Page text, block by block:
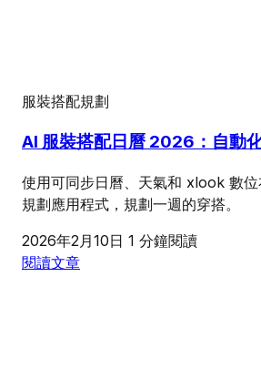
服裝搭配規劃
AI 服裝搭配日曆 2026：自動
使用可同步日曆、天氣和 xlook 數
規劃應用程式，規劃一週的穿搭。
2026年2月10日 1 分鐘閱讀
閱讀文章